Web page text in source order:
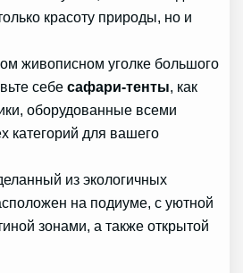
красоту природы, но и
живописном уголке большого
себесафари-тенты, как
оборудованные всеми
категорий для вашего
из экологичных
на подиуме, с уютной
зонами, а также открытой